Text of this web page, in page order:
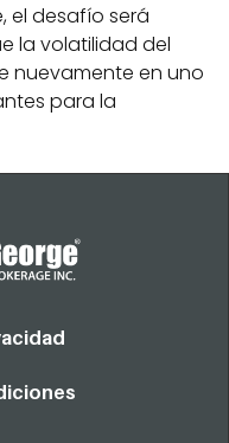
el desafío será
la volatilidad del
nuevamente en uno
para la